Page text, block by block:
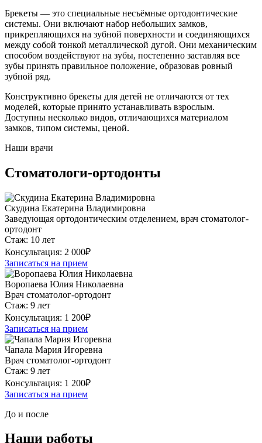
Брекеты — это специальные несъёмные ортодонтические
системы. Они включают набор небольших замков,
прикрепляющихся на зубной поверхности и соединяющихся
между собой тонкой металлической дугой. Они механическим
способом воздействуют на зубы, постепенно заставляя все
зубы принять правильное положение, образовав ровный
зубной ряд.
Конструктивно брекеты для детей не отличаются от тех
моделей, которые принято устанавливать взрослым.
Доступны несколько видов, отличающихся материалом
замков, типом системы, ценой.
Наши врачи
Стоматологи-ортодонты
Скудина Екатерина Владимировна
Заведующая ортодонтическим отделением, врач стоматолог-
ортодонт
Стаж: 10 лет
Консультация: 2 000₽
Записаться на прием
Воропаева Юлия Николаевна
Врач стоматолог-ортодонт
Стаж: 9 лет
Консультация: 1 200₽
Записаться на прием
Чапала Мария Игоревна
Врач стоматолог-ортодонт
Стаж: 9 лет
Консультация: 1 200₽
Записаться на прием
До и после
Наши работы